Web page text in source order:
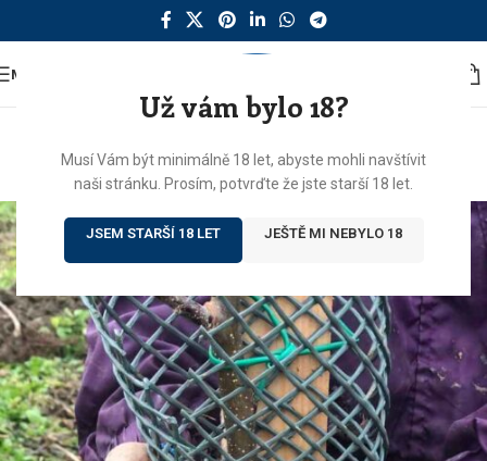
Už vám bylo 18?
Musí Vám být minimálně 18 let, abyste mohli navštívit
naši stránku. Prosím, potvrďte že jste starší 18 let.
JSEM STARŠÍ 18 LET JEŠTĚ MI NEBYLO 18
MENU
RADKŮV SAD
Jak sázíme ovocné stromky?
Radek BoturOn 26. 10. 2020 7